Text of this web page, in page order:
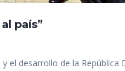
país”
el desarrollo de la República